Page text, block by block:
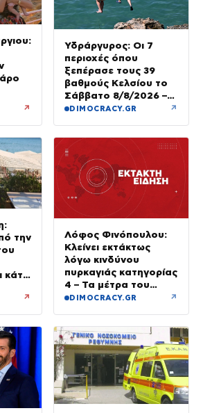
↗
Υδράργυρος: Οι 7
περιοχές όπου
ξεπέρασε τους 39
βαθμούς Κελσίου το
Σάββατο 8/8/2026 –
Πού θα δούμε 40άρια
DIMOCRACY.GR ↗
την
κάτι
↗
Λόφος Φινόπουλου:
Κλείνει εκτάκτως
λόγω κινδύνου
πυρκαγιάς κατηγορίας
4 – Τα μέτρα του
Δήμου Αθηναίων
DIMOCRACY.GR ↗